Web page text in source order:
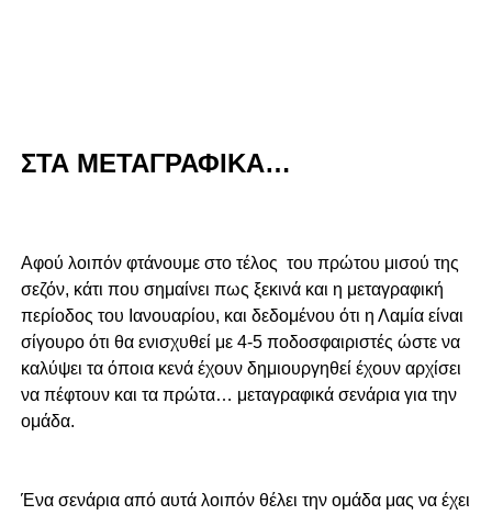
ΣΤΑ ΜΕΤΑΓΡΑΦΙΚΑ…
Αφού λοιπόν φτάνουμε στο τέλος του πρώτου μισού της
σεζόν, κάτι που σημαίνει πως ξεκινά και η μεταγραφική
περίοδος του Ιανουαρίου, και δεδομένου ότι η Λαμία είναι
σίγουρο ότι θα ενισχυθεί με 4-5 ποδοσφαιριστές ώστε να
καλύψει τα όποια κενά έχουν δημιουργηθεί έχουν αρχίσει
να πέφτουν και τα πρώτα… μεταγραφικά σενάρια για την
ομάδα.
Ένα σενάρια από αυτά λοιπόν θέλει την ομάδα μας να έχει